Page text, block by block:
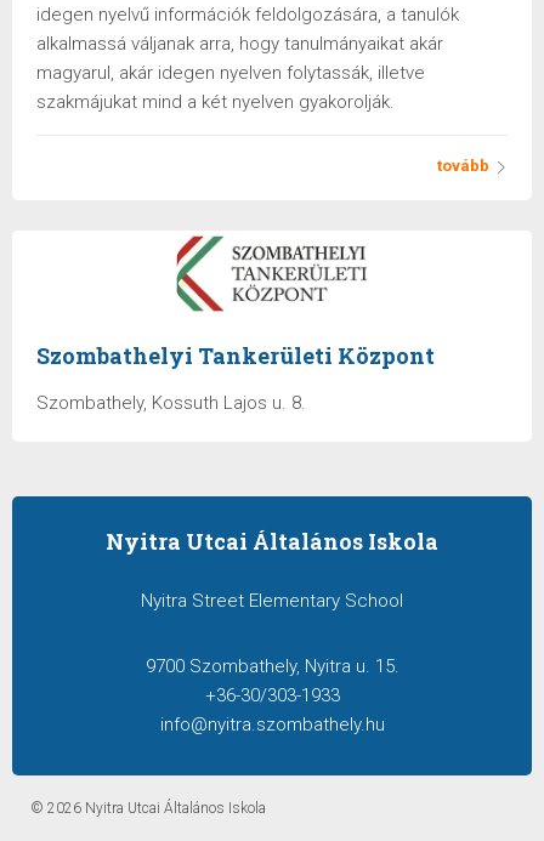
idegen nyelvű információk feldolgozására, a tanulók
alkalmassá váljanak arra, hogy tanulmányaikat akár
magyarul, akár idegen nyelven folytassák, illetve
szakmájukat mind a két nyelven gyakorolják.
tovább
Szombathelyi Tankerületi Központ
Szombathely, Kossuth Lajos u. 8.
Nyitra Utcai Általános Iskola
Nyitra Street Elementary School
9700 Szombathely, Nyitra u. 15.
+36-30/303-1933
info@nyitra.szombathely.hu
© 2026 Nyitra Utcai Általános Iskola